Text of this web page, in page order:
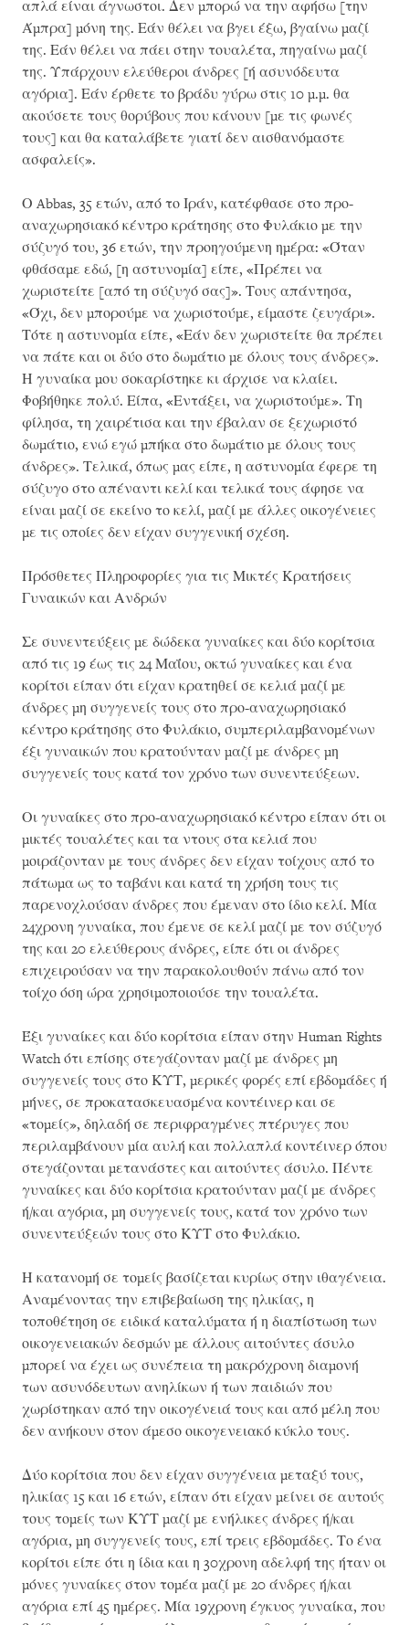
απλά είναι άγνωστοι. Δεν μπορώ να την αφήσω [την
Άμπρα] μόνη της. Εάν θέλει να βγει έξω, βγαίνω μαζί
της. Εάν θέλει να πάει στην τουαλέτα, πηγαίνω μαζί
της. Υπάρχουν ελεύθεροι άνδρες [ή ασυνόδευτα
αγόρια]. Εάν έρθετε το βράδυ γύρω στις 10 μ.μ. θα
ακούσετε τους θορύβους που κάνουν [με τις φωνές
τους] και θα καταλάβετε γιατί δεν αισθανόμαστε
ασφαλείς».
Ο Abbas, 35 ετών, από το Ιράν, κατέφθασε στο προ-
αναχωρησιακό κέντρο κράτησης στο Φυλάκιο με την
σύζυγό του, 36 ετών, την προηγούμενη ημέρα: «Όταν
φθάσαμε εδώ, [η αστυνομία] είπε, «Πρέπει να
χωριστείτε [από τη σύζυγό σας]». Τους απάντησα,
«Όχι, δεν μπορούμε να χωριστούμε, είμαστε ζευγάρι».
Τότε η αστυνομία είπε, «Εάν δεν χωριστείτε θα πρέπει
να πάτε και οι δύο στο δωμάτιο με όλους τους άνδρες».
Η γυναίκα μου σοκαρίστηκε κι άρχισε να κλαίει.
Φοβήθηκε πολύ. Είπα, «Εντάξει, να χωριστούμε». Τη
φίλησα, τη χαιρέτισα και την έβαλαν σε ξεχωριστό
δωμάτιο, ενώ εγώ μπήκα στο δωμάτιο με όλους τους
άνδρες». Τελικά, όπως μας είπε, η αστυνομία έφερε τη
σύζυγο στο απέναντι κελί και τελικά τους άφησε να
είναι μαζί σε εκείνο το κελί, μαζί με άλλες οικογένειες
με τις οποίες δεν είχαν συγγενική σχέση.
Πρόσθετες Πληροφορίες για τις Μικτές Κρατήσεις
Γυναικών και Ανδρών
Σε συνεντεύξεις με δώδεκα γυναίκες και δύο κορίτσια
από τις 19 έως τις 24 Μαΐου, οκτώ γυναίκες και ένα
κορίτσι είπαν ότι είχαν κρατηθεί σε κελιά μαζί με
άνδρες μη συγγενείς τους στο προ-αναχωρησιακό
κέντρο κράτησης στο Φυλάκιο, συμπεριλαμβανομένων
έξι γυναικών που κρατούνταν μαζί με άνδρες μη
συγγενείς τους κατά τον χρόνο των συνεντεύξεων.
Οι γυναίκες στο προ-αναχωρησιακό κέντρο είπαν ότι οι
μικτές τουαλέτες και τα ντους στα κελιά που
μοιράζονταν με τους άνδρες δεν είχαν τοίχους από το
πάτωμα ως το ταβάνι και κατά τη χρήση τους τις
παρενοχλούσαν άνδρες που έμεναν στο ίδιο κελί. Μία
24χρονη γυναίκα, που έμενε σε κελί μαζί με τον σύζυγό
της και 20 ελεύθερους άνδρες, είπε ότι οι άνδρες
επιχειρούσαν να την παρακολουθούν πάνω από τον
τοίχο όση ώρα χρησιμοποιούσε την τουαλέτα.
Έξι γυναίκες και δύο κορίτσια είπαν στην Human Rights
Watch ότι επίσης στεγάζονταν μαζί με άνδρες μη
συγγενείς τους στο ΚΥΤ, μερικές φορές επί εβδομάδες ή
μήνες, σε προκατασκευασμένα κοντέινερ και σε
«τομείς», δηλαδή σε περιφραγμένες πτέρυγες που
περιλαμβάνουν μία αυλή και πολλαπλά κοντέινερ όπου
στεγάζονται μετανάστες και αιτούντες άσυλο. Πέντε
γυναίκες και δύο κορίτσια κρατούνταν μαζί με άνδρες
ή/και αγόρια, μη συγγενείς τους, κατά τον χρόνο των
συνεντεύξεών τους στο ΚΥΤ στο Φυλάκιο.
Η κατανομή σε τομείς βασίζεται κυρίως στην ιθαγένεια.
Αναμένοντας την επιβεβαίωση της ηλικίας, η
τοποθέτηση σε ειδικά καταλύματα ή η διαπίστωση των
οικογενειακών δεσμών με άλλους αιτούντες άσυλο
μπορεί να έχει ως συνέπεια τη μακρόχρονη διαμονή
των ασυνόδευτων ανηλίκων ή των παιδιών που
χωρίστηκαν από την οικογένειά τους και από μέλη που
δεν ανήκουν στον άμεσο οικογενειακό κύκλο τους.
Δύο κορίτσια που δεν είχαν συγγένεια μεταξύ τους,
ηλικίας 15 και 16 ετών, είπαν ότι είχαν μείνει σε αυτούς
τους τομείς των ΚΥΤ μαζί με ενήλικες άνδρες ή/και
αγόρια, μη συγγενείς τους, επί τρεις εβδομάδες. Το ένα
κορίτσι είπε ότι η ίδια και η 30χρονη αδελφή της ήταν οι
μόνες γυναίκες στον τομέα μαζί με 20 άνδρες ή/και
αγόρια επί 45 ημέρες. Μία 19χρονη έγκυος γυναίκα, που